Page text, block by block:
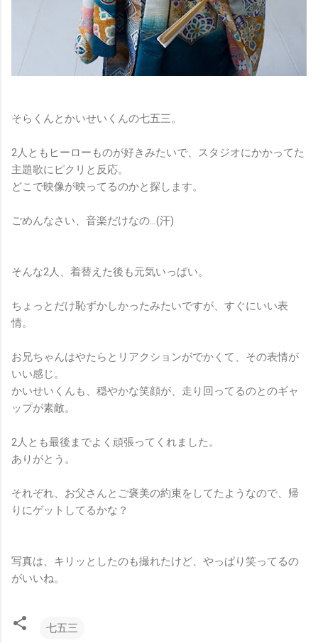
そらくんとかいせいくんの七五三。
2人ともヒーローものが好きみたいで、スタジオにかかってた
主題歌にピクリと反応。
どこで映像が映ってるのかと探します。
ごめんなさい、音楽だけなの…(汗)
そんな2人、着替えた後も元気いっぱい。
ちょっとだけ恥ずかしかったみたいですが、すぐにいい表
情。
お兄ちゃんはやたらとリアクションがでかくて、その表情が
いい感じ。
かいせいくんも、穏やかな笑顔が、走り回ってるのとのギャ
ップが素敵。
2人とも最後までよく頑張ってくれました。
ありがとう。
それぞれ、お父さんとご褒美の約束をしてたようなので、帰
りにゲットしてるかな？
写真は、キリッとしたのも撮れたけど、やっぱり笑ってるの
がいいね。
七五三